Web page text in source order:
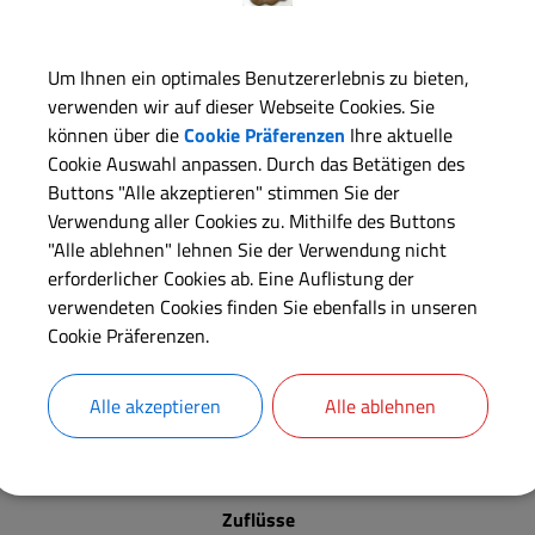
ist es rund um den Dennenloher See, dem kleinsten See im
Ortschaft Dennenlohe liegt er eingebettet in ein großes
Hier finden Sie unzählige Möglichkeiten die Natur zu genießen.
Der Dennenloher See in Zahlen
Höhe über Meeresspiegel 444,3 über NN
Fläche 20 ha
Länge 1,1 km
Zuflüsse
Um Ihnen ein optimales Benutzererlebnis zu bieten,
verwenden wir auf dieser Webseite Cookies. Sie
können über dieCookie Präferenzen Ihre aktuelle
Cookie Auswahl anpassen. Durch das Betätigen des
Buttons "Alle akzeptieren" stimmen Sie der
Verwendung aller Cookies zu. Mithilfe des Buttons
"Alle ablehnen" lehnen Sie der Verwendung nicht
erforderlicher Cookies ab. Eine Auflistung der
verwendeten Cookies finden Sie ebenfalls in unseren
Cookie Präferenzen.
Alle akzeptieren Alle ablehnen